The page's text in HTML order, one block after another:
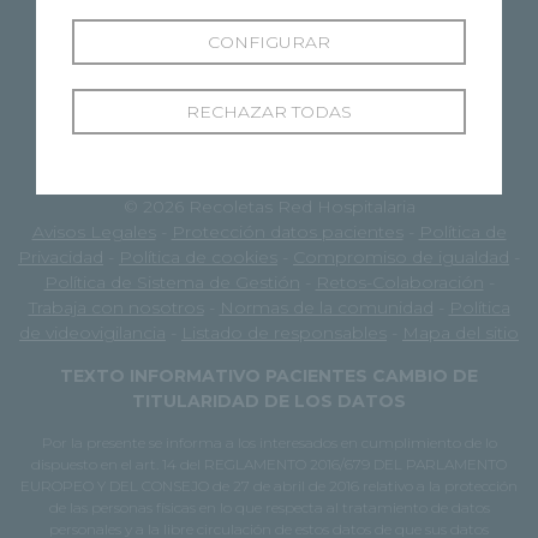
© 2026 Recoletas Red Hospitalaria
Avisos Legales
Protección datos pacientes
Política de
Privacidad
Política de cookies Compromiso de igualdad
Política de Sistema de Gestión
Retos-Colaboración
Trabaja con nosotros
Normas de la comunidad
Política
de videovigilancia
Listado de responsables
Mapa del sitio
TEXTO INFORMATIVO PACIENTES CAMBIO DE
TITULARIDAD DE LOS DATOS
Por la presente se informa a los interesados en cumplimiento de lo
dispuesto en el art. 14 del REGLAMENTO 2016/679 DEL PARLAMENTO
EUROPEO Y DEL CONSEJO de 27 de abril de 2016 relativo a la protección
de las personas físicas en lo que respecta al tratamiento de datos
personales y a la libre circulación de estos datos de que sus datos
RECHAZAR TODAS
CONFIGURAR